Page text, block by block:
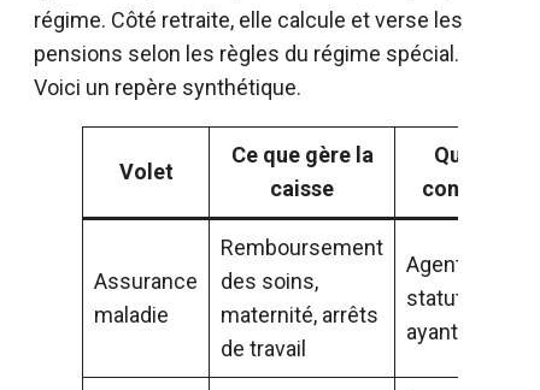
régime. Côté retraite, elle calcule et verse les
pensions selon les règles du régime spécial.
Voici un repère synthétique.
Volet
Ce que gère la
caisse
Qui est
concerné
Assurance
maladie
Remboursement
des soins,
maternité, arrêts
de travail
Agents au
statut et
ayants droit